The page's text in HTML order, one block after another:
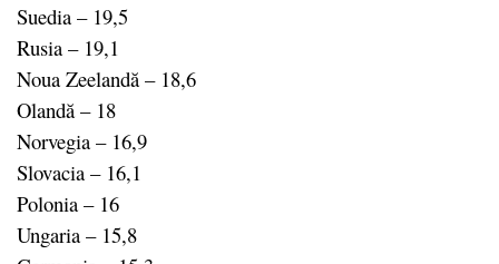
Suedia – 19,5
Rusia – 19,1
Noua Zeelandă – 18,6
Olandă – 18
Norvegia – 16,9
Slovacia – 16,1
Polonia – 16
Ungaria – 15,8